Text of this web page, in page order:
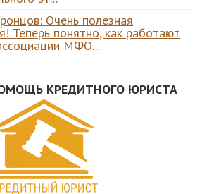
Очень полезная
Теперь понятно, как работают
МФО...
КРЕДИТНОГО ЮРИСТА